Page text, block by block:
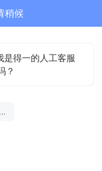
稍候
是得一的人工客服
？